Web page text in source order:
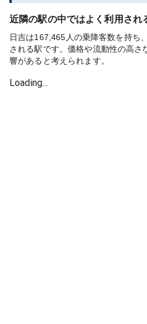
近隣の駅の中ではよく利用され
日吉は167,465人の乗降客数を持ち
される駅です。価格や流動性の高さ
響があると考えられます。
Loading...